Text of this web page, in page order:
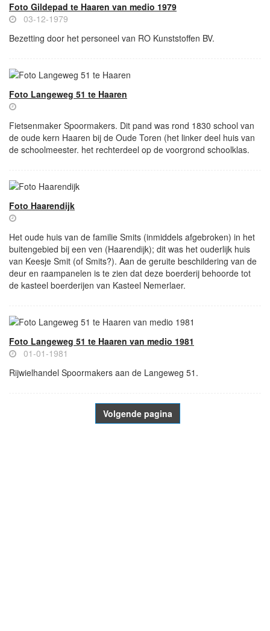
Foto Gildepad te Haaren van medio 1979
03-12-1979
Bezetting door het personeel van RO Kunststoffen BV.
Foto Langeweg 51 te Haaren
Fietsenmaker Spoormakers. Dit pand was rond 1830 school van
de oude kern Haaren bij de Oude Toren (het linker deel huis van
de schoolmeester. het rechterdeel op de voorgrond schoolklas.
Foto Haarendijk
Het oude huis van de familie Smits (inmiddels afgebroken) in het
buitengebied bij een ven (Haarendijk); dit was het ouderlijk huis
van Keesje Smit (of Smits?). Aan de geruite beschildering van de
deur en raampanelen is te zien dat deze boerderij behoorde tot
de kasteel boerderijen van Kasteel Nemerlaer.
Foto Langeweg 51 te Haaren van medio 1981
01-01-1981
Rijwielhandel Spoormakers aan de Langeweg 51.
Volgende pagina